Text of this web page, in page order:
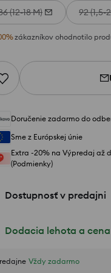
(12-18 M) 92 (1,5-
%zákazníkov ohodnotilo
Doručenie zadarmo do
Sme z Európskej únie
Extra -20% na Výpredaj až
(Podmienky)
Dostupnosť v predajni
Dodacia lehota a cena
Vždy zadarmo